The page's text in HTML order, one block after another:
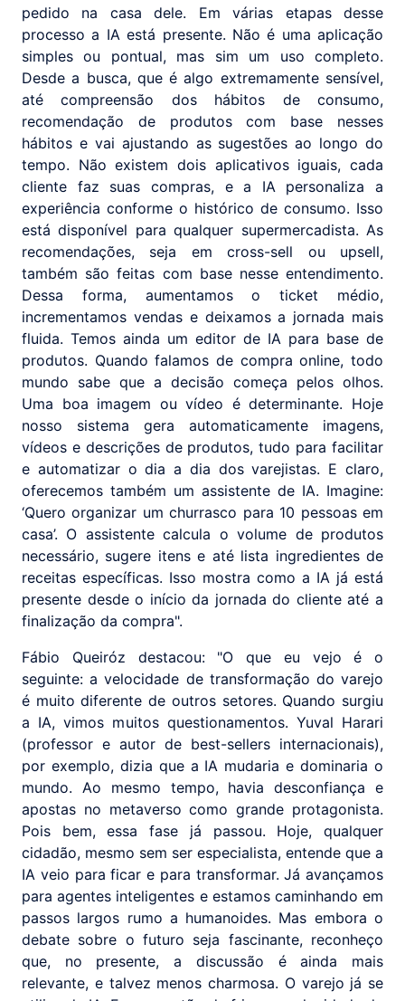
pedido na casa dele. Em várias etapas desse
processo a IA está presente. Não é uma aplicação
simples ou pontual, mas sim um uso completo.
Desde a busca, que é algo extremamente sensível,
até compreensão dos hábitos de consumo,
recomendação de produtos com base nesses
hábitos e vai ajustando as sugestões ao longo do
tempo. Não existem dois aplicativos iguais, cada
cliente faz suas compras, e a IA personaliza a
experiência conforme o histórico de consumo. Isso
está disponível para qualquer supermercadista. As
recomendações, seja em cross-sell ou upsell,
também são feitas com base nesse entendimento.
Dessa forma, aumentamos o ticket médio,
incrementamos vendas e deixamos a jornada mais
fluida. Temos ainda um editor de IA para base de
produtos. Quando falamos de compra online, todo
mundo sabe que a decisão começa pelos olhos.
Uma boa imagem ou vídeo é determinante. Hoje
nosso sistema gera automaticamente imagens,
vídeos e descrições de produtos, tudo para facilitar
e automatizar o dia a dia dos varejistas. E claro,
oferecemos também um assistente de IA. Imagine:
‘Quero organizar um churrasco para 10 pessoas em
casa’. O assistente calcula o volume de produtos
necessário, sugere itens e até lista ingredientes de
receitas específicas. Isso mostra como a IA já está
presente desde o início da jornada do cliente até a
finalização da compra".
Fábio Queiróz destacou: "O que eu vejo é o
seguinte: a velocidade de transformação do varejo
é muito diferente de outros setores. Quando surgiu
a IA, vimos muitos questionamentos. Yuval Harari
(professor e autor de best-sellers internacionais),
por exemplo, dizia que a IA mudaria e dominaria o
mundo. Ao mesmo tempo, havia desconfiança e
apostas no metaverso como grande protagonista.
Pois bem, essa fase já passou. Hoje, qualquer
cidadão, mesmo sem ser especialista, entende que a
IA veio para ficar e para transformar. Já avançamos
para agentes inteligentes e estamos caminhando em
passos largos rumo a humanoides. Mas embora o
debate sobre o futuro seja fascinante, reconheço
que, no presente, a discussão é ainda mais
relevante, e talvez menos charmosa. O varejo já se